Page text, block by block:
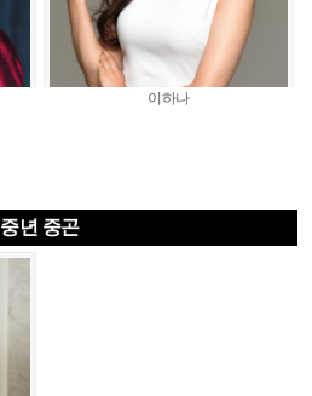
이하나
중년 중곤